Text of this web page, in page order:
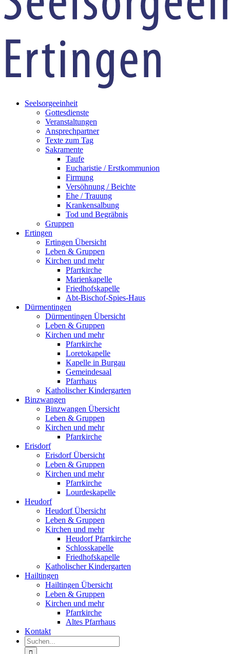
Seelsorgeeinheit
Gottesdienste
Veranstaltungen
Ansprechpartner
Texte zum Tag
Sakramente
Taufe
Eucharistie / Erstkommunion
Firmung
Versöhnung / Beichte
Ehe / Trauung
Krankensalbung
Tod und Begräbnis
Gruppen
Ertingen
Ertingen Übersicht
Leben & Gruppen
Kirchen und mehr
Pfarrkirche
Marienkapelle
Friedhofskapelle
Abt-Bischof-Spies-Haus
Dürmentingen
Dürmentingen Übersicht
Leben & Gruppen
Kirchen und mehr
Pfarrkirche
Loretokapelle
Kapelle in Burgau
Gemeindesaal
Pfarrhaus
Katholischer Kindergarten
Binzwangen
Binzwangen Übersicht
Leben & Gruppen
Kirchen und mehr
Pfarrkirche
Erisdorf
Erisdorf Übersicht
Leben & Gruppen
Kirchen und mehr
Pfarrkirche
Lourdeskapelle
Heudorf
Heudorf Übersicht
Leben & Gruppen
Kirchen und mehr
Heudorf Pfarrkirche
Schlosskapelle
Friedhofskapelle
Katholischer Kindergarten
Hailtingen
Hailtingen Übersicht
Leben & Gruppen
Kirchen und mehr
Pfarrkirche
Altes Pfarrhaus
Kontakt
Suche
nach: